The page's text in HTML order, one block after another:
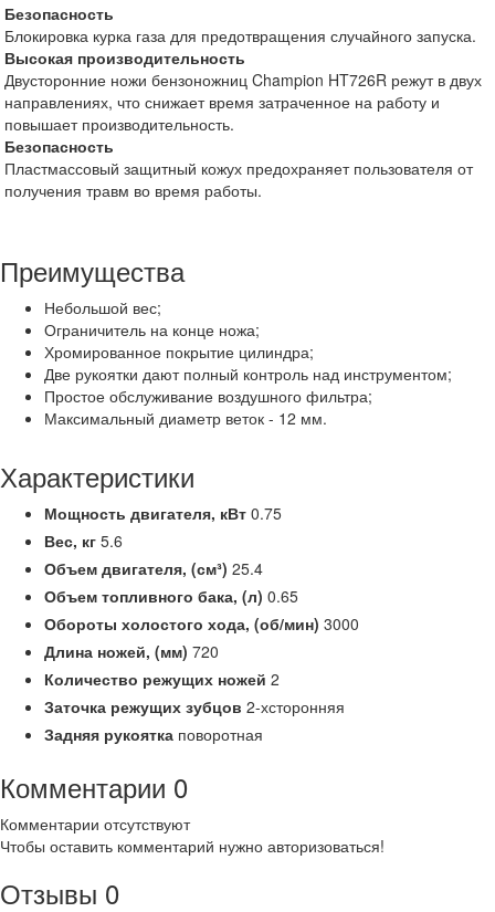
Безопасность
Блокировка курка газа для предотвращения случайного запуска.
Высокая производительность
Двусторонние ножи бензоножниц Champion HT726R режут в двух
направлениях, что снижает время затраченное на работу и
повышает производительность.
Безопасность
Пластмассовый защитный кожух предохраняет пользователя от
получения травм во время работы.
Преимущества
Небольшой вес;
Ограничитель на конце ножа;
Хромированное покрытие цилиндра;
Две рукоятки дают полный контроль над инструментом;
Простое обслуживание воздушного фильтра;
Максимальный диаметр веток - 12 мм.
Характеристики
Мощность двигателя, кВт 0.75
Вес, кг 5.6
Объем двигателя, (см³) 25.4
Объем топливного бака, (л) 0.65
Обороты холостого хода, (об/мин) 3000
Длина ножей, (мм) 720
Количество режущих ножей 2
Заточка режущих зубцов 2-хсторонняя
Задняя рукоятка поворотная
Комментарии 0
Комментарии отсутствуют
Чтобы оставить комментарий нужно авторизоваться!
Отзывы 0